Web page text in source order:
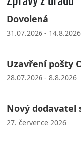
Dovolená
31.07.2026 - 14.8.2026
Uzavření pošty
28.07.2026 - 8.8.2026
Nový dodavatel
27. července 2026